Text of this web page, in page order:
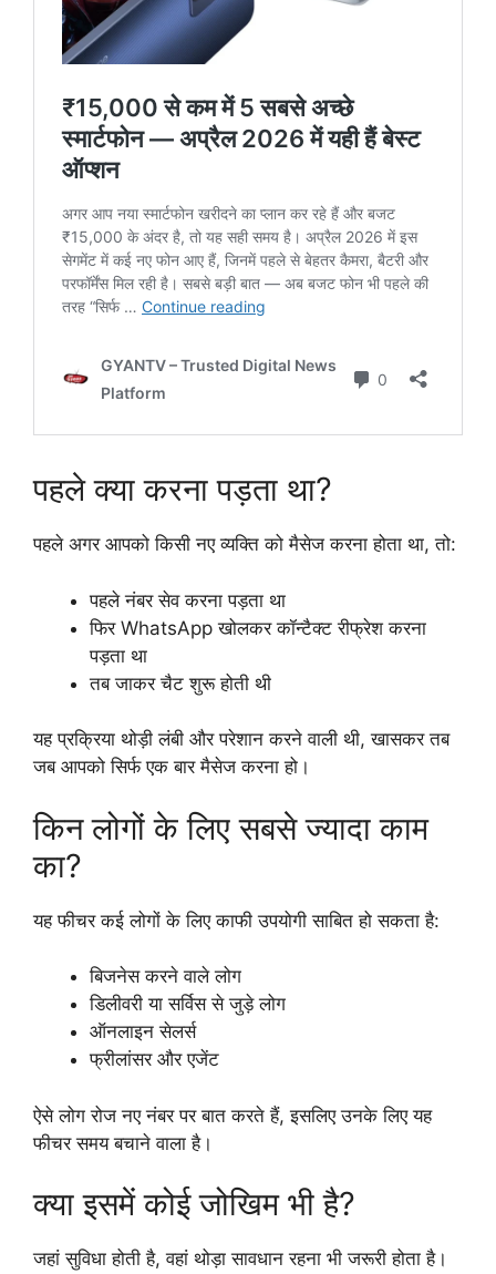
पहले क्या करना पड़ता था?
पहले अगर आपको किसी नए व्यक्ति को मैसेज करना होता था, तो:
पहले नंबर सेव करना पड़ता था
फिर WhatsApp खोलकर कॉन्टैक्ट रीफ्रेश करना
पड़ता था
तब जाकर चैट शुरू होती थी
यह प्रक्रिया थोड़ी लंबी और परेशान करने वाली थी, खासकर तब
जब आपको सिर्फ एक बार मैसेज करना हो।
किन लोगों के लिए सबसे ज्यादा काम
का?
यह फीचर कई लोगों के लिए काफी उपयोगी साबित हो सकता है:
बिजनेस करने वाले लोग
डिलीवरी या सर्विस से जुड़े लोग
ऑनलाइन सेलर्स
फ्रीलांसर और एजेंट
ऐसे लोग रोज नए नंबर पर बात करते हैं, इसलिए उनके लिए यह
फीचर समय बचाने वाला है।
क्या इसमें कोई जोखिम भी है?
जहां सुविधा होती है, वहां थोड़ा सावधान रहना भी जरूरी होता है।